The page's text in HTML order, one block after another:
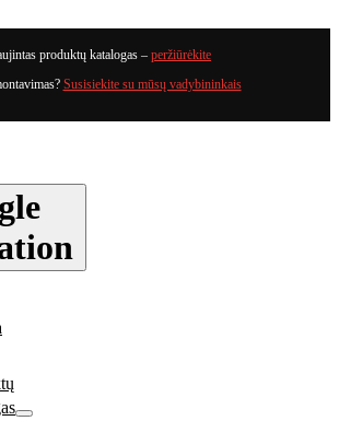
produktų katalogas – peržiūrėkite
Susisiekite su mūsų vadybininkais